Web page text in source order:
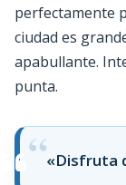
perfectamente
ciudad es
apabullante.
punta.
«Disfruta